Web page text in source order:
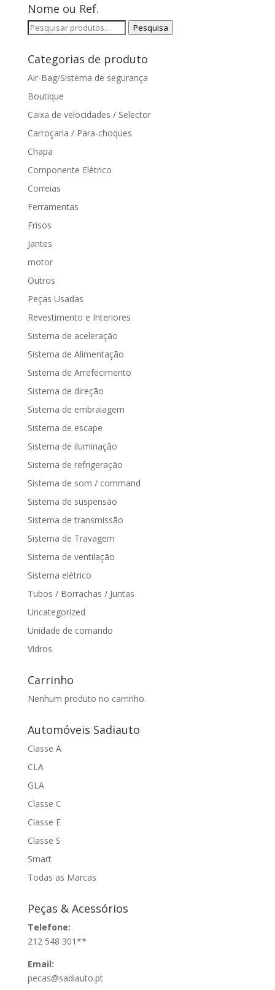
Nome ou Ref.
Pesquisar
Pesquisa
Categorias de produto
Air-Bag/Sistema de segurança
Boutique
Caixa de velocidades / Selector
Carroçaria / Para-choques
Chapa
Componente Elétrico
Correias
Ferramentas
Frisos
Jantes
motor
Outros
Peças Usadas
Revestimento e Interiores
Sistema de aceleração
Sistema de Alimentação
Sistema de Arrefecimento
Sistema de direção
Sistema de embraiagem
Sistema de escape
Sistema de iluminação
Sistema de refrigeração
Sistema de som / command
Sistema de suspensão
Sistema de transmissão
Sistema de Travagem
Sistema de ventilação
Sistema elétrico
Tubos / Borrachas / Juntas
Uncategorized
Unidade de comando
Vidros
Carrinho
Nenhum produto no carrinho.
Automóveis Sadiauto
Classe A
CLA
GLA
Classe C
Classe E
Classe S
Smart
Todas as Marcas
Peças & Acessórios
Telefone:
212 548 301**
Email:
pecas@sadiauto.pt